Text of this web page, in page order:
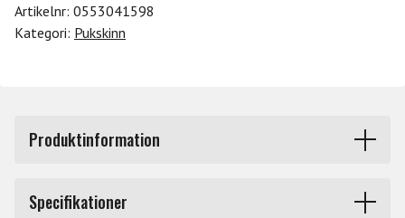
mängd
Artikelnr: 0553041598
Kategori: Pukskinn
Produktinformation
enlagersskinnet. 20% tjockare än G1, vilket resulterar i
Specifikationer